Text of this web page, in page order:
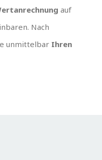
auf
Nach
unmittelbar Ihren